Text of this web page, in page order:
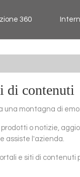
360
di contenuti
o notizie,
assiste l'azienda.
e siti di contenuti